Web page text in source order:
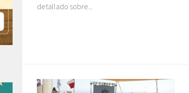
detallado sobre...